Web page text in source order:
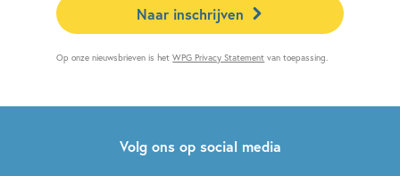
Naar inschrijven
Op onze nieuwsbrieven is hetWPG Privacy Statement van toepassing.
Volg ons op social media